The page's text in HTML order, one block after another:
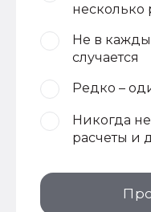
несколько
Не в
случается
Редко –
Никогда
расчеты и